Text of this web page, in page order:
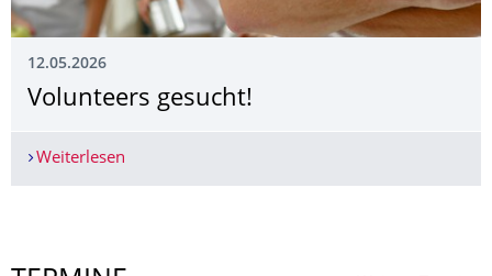
12.05.2026
Volunteers gesucht!
Weiterlesen